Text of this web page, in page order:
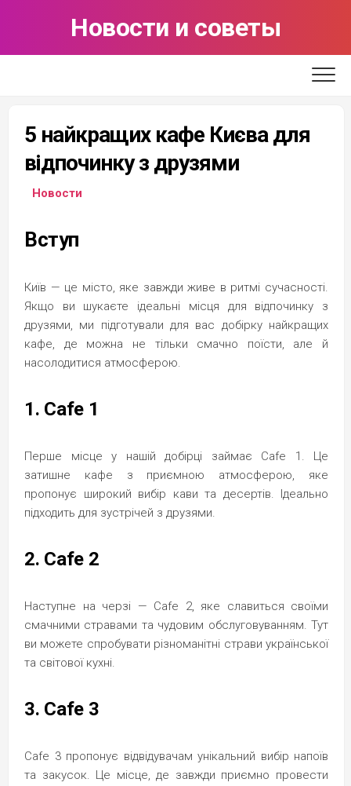
Новости и советы
5 найкращих кафе Києва для
відпочинку з друзями
Новости
Вступ
Київ — це місто, яке завжди живе в ритмі сучасності.
Якщо ви шукаєте ідеальні місця для відпочинку з
друзями, ми підготували для вас добірку найкращих
кафе, де можна не тільки смачно поїсти, але й
насолодитися атмосферою.
1. Cafe 1
Перше місце у нашій добірці займає Cafe 1. Це
затишне кафе з приємною атмосферою, яке
пропонує широкий вибір кави та десертів. Ідеально
підходить для зустрічей з друзями.
2. Cafe 2
Наступне на черзі — Cafe 2, яке славиться своїми
смачними стравами та чудовим обслуговуванням. Тут
ви можете спробувати різноманітні страви української
та світової кухні.
3. Cafe 3
Cafe 3 пропонує відвідувачам унікальний вибір напоїв
та закусок. Це місце, де завжди приємно провести